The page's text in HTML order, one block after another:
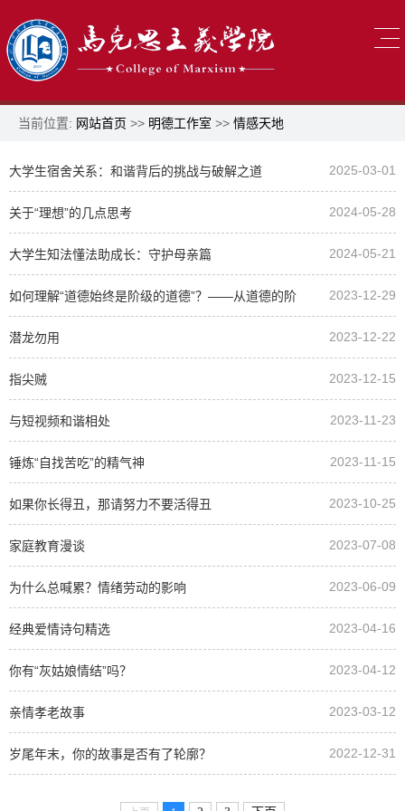
当前位置: 网站首页 >> 明德工作室 >> 情感天地
大学生宿舍关系：和谐背后的挑战与破解之道 2025-03-01
关于“理想”的几点思考 2024-05-28
大学生知法懂法助成长：守护母亲篇 2024-05-21
如何理解“道德始终是阶级的道德”？——从道德的阶
级性理解社会主义道德
2023-12-29
潜龙勿用 2023-12-22
指尖贼 2023-12-15
与短视频和谐相处 2023-11-23
锤炼“自找苦吃”的精气神 2023-11-15
如果你长得丑，那请努力不要活得丑 2023-10-25
家庭教育漫谈 2023-07-08
为什么总喊累？情绪劳动的影响 2023-06-09
经典爱情诗句精选 2023-04-16
你有“灰姑娘情结”吗？ 2023-04-12
亲情孝老故事 2023-03-12
岁尾年末，你的故事是否有了轮廓？ 2022-12-31